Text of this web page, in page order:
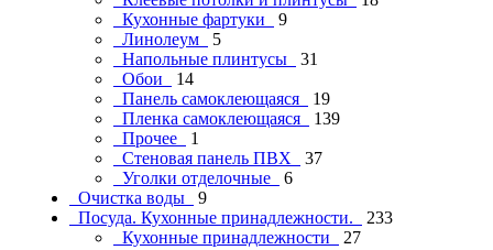
Кухонные фартуки
9
Линолеум
5
Напольные плинтусы
31
Обои
14
Панель самоклеющаяся
19
Пленка самоклеющаяся
139
Прочее
1
Стеновая панель ПВХ
37
Уголки отделочные
6
Очистка воды
9
Посуда. Кухонные принадлежности.
233
Кухонные принадлежности
27